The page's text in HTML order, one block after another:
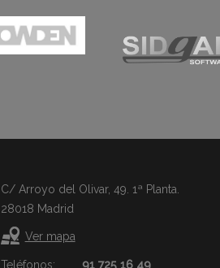
C/ Arroyo del Olivar, 49. 1ª Planta.
28018 Madrid
Ver mapa
Teléfonos:
91 725 16 49